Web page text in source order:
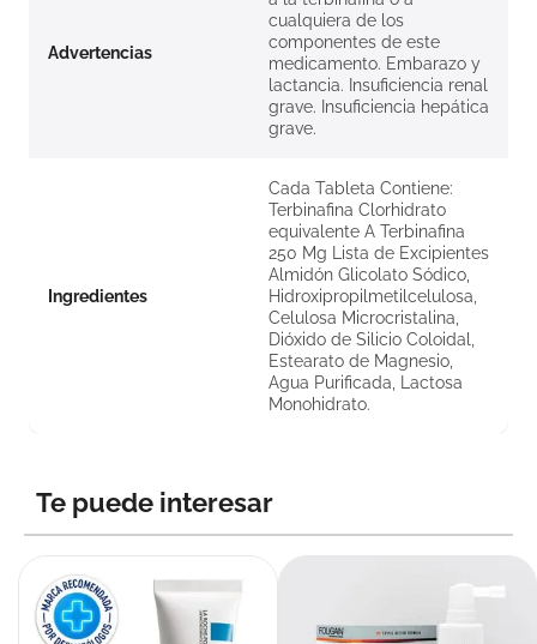
Advertencias
cualquiera de los
componentes de este
medicamento. Embarazo y
lactancia. Insuficiencia renal
grave. Insuficiencia hepática
grave.
Ingredientes
Cada Tableta Contiene:
Terbinafina Clorhidrato
equivalente A Terbinafina
250 Mg Lista de Excipientes
Almidón Glicolato Sódico,
Hidroxipropilmetilcelulosa,
Celulosa Microcristalina,
Dióxido de Silicio Coloidal,
Estearato de Magnesio,
Agua Purificada, Lactosa
Monohidrato.
Te puede interesar